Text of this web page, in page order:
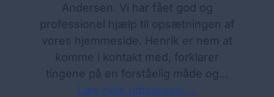
Andersen. Vi har fået god og
professionel hjælp til opsætningen af
vores hjemmeside. Henrik er nem at
komme i kontakt med, forklarer
tingene på en forståelig måde og…
Læs hele udtalelsen →